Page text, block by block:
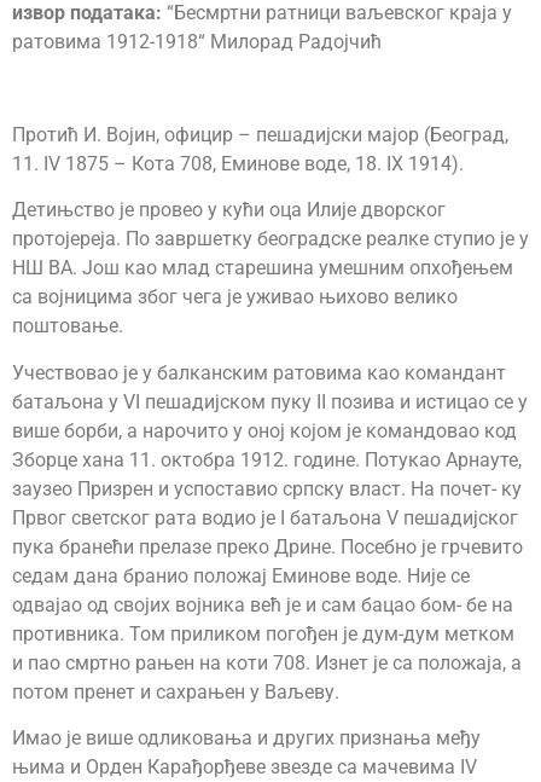
извор података: “Бесмртни ратници ваљевског краја у
ратовима 1912-1918“ Милорад Радојчић
Протић И. Војин, официр – пешадијски мајор (Београд,
11. IV 1875 – Кота 708, Еминове воде, 18. IX 1914).
Детињство је провео у кући оца Илије дворског
протојереја. По завршетку београдске реалке ступио је у
НШ ВА. Још као млад старешина умешним опхођењем
са војницима због чега је уживао њихово велико
поштовање.
Учествовао је у балканским ратовима као командант
батаљона у VI пешадијском пуку II позива и истицао се у
више борби, а нарочито у оној којом је командовао код
Зборце хана 11. октобра 1912. године. Потукао Арнауте,
заузео Призрен и успоставио српску власт. На почет- ку
Првог светског рата водио је I батаљона V пешадијског
пука бранећи прелазе преко Дрине. Посебно је грчевито
седам дана бранио положај Еминове воде. Није се
одвајао од својих војника већ је и сам бацао бом- бе на
противника. Том приликом погођен је дум-дум метком
и пао смртно рањен на коти 708. Изнет је са положаја, а
потом пренет и сахрањен у Ваљеву.
Имао је више одликовања и других признања међу
њима и Орден Карађорђеве звезде са мачевима IV